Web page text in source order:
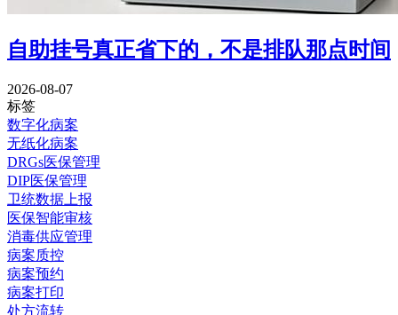
自助挂号真正省下的，不是排队那点时间
2026-08-07
标签
数字化病案
无纸化病案
DRGs医保管理
DIP医保管理
卫统数据上报
医保智能审核
消毒供应管理
病案质控
病案预约
病案打印
处方流转